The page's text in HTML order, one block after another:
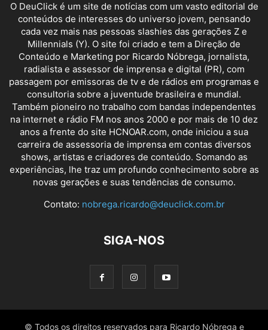
O DeuClick é um site de notícias com um vasto editorial de
conteúdos de interesses do universo jovem, pensando
cada vez mais nas pessoas slashies das gerações Z e
Millennials (Y). O site foi criado e tem a Direção de
Conteúdo e Marketing por Ricardo Nóbrega, jornalista,
radialista e assessor de imprensa e digital (PR), com
passagem por emissoras de tv e de rádios em programas e
consultoria sobre a juventude brasileira e mundial.
Também pioneiro no trabalho com bandas independentes
na internet e rádio FM nos anos 2000 e por mais de 10 dez
anos a frente do site HCNOAR.com, onde iniciou a sua
carreira de assessoria de imprensa em contas diversos
shows, artistas e criadores de conteúdo. Somando as
experiências, lhe traz um profundo conhecimento sobre as
novas gerações e suas tendências de consumo.
Contato: nobrega.ricardo@deuclick.com.br
SIGA-NOS
© Todos os direitos reservados para Ricardo Nóbrega e